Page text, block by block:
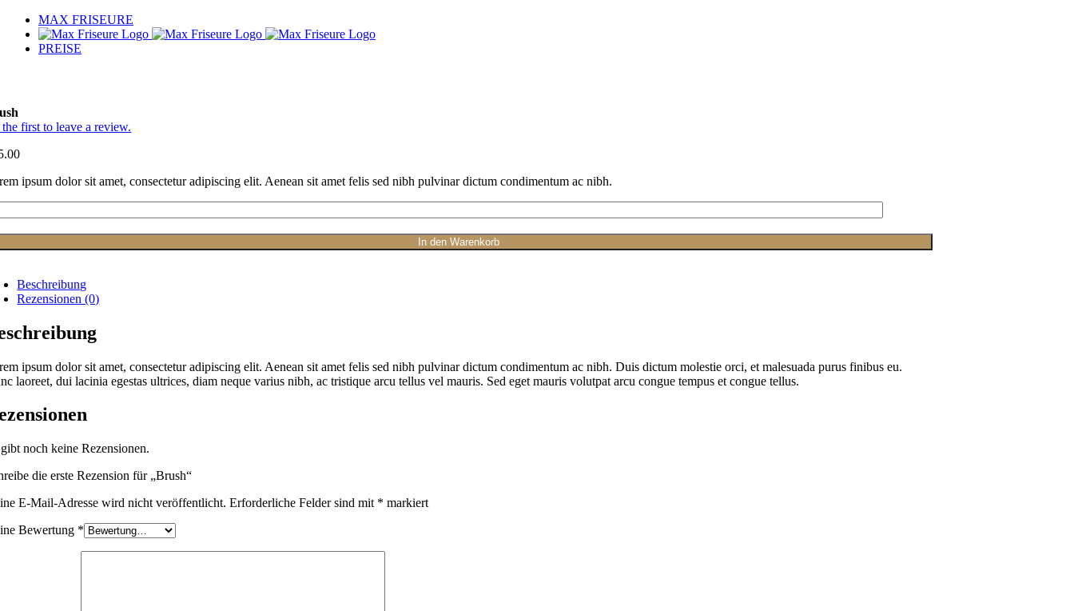
Zum
Inhalt
springen
MAX FRISEURE
PREISE
first to leave a review.
ipsum dolor sit amet, consectetur adipiscing elit. Aenean sit amet felis sed nibh pulvinar dictum condimentum ac nibh.
In den Warenkorb
Beschreibung
Rezensionen (0)
ipsum dolor sit amet, consectetur adipiscing elit. Aenean sit amet felis sed nibh pulvinar dictum condimentum ac nibh. Duis dictum molestie orci, et malesuada purus finibus eu.
laoreet, dui lacinia egestas ultrices, diam neque varius nibh, ac tristique arcu tellus vel mauris. Sed eget mauris volutpat arcu congue tempus et congue tellus.
noch keine Rezensionen.
die erste Rezension für „Brush“
E-Mail-Adresse wird nicht veröffentlicht. Erforderliche Felder sind mit * markiert
Bewertung *